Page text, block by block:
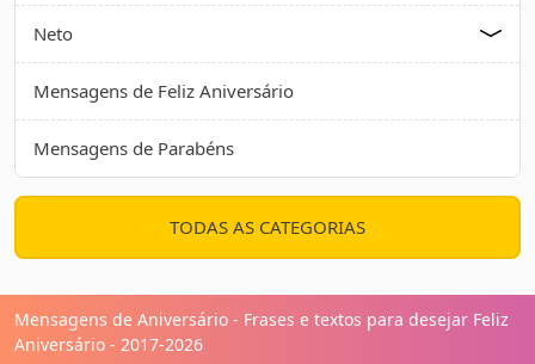
Neto
Mensagens de Feliz Aniversário
Mensagens de Parabéns
TODAS AS CATEGORIAS
Mensagens de Aniversário - Frases e textos para desejar Feliz
Aniversário - 2017-2026